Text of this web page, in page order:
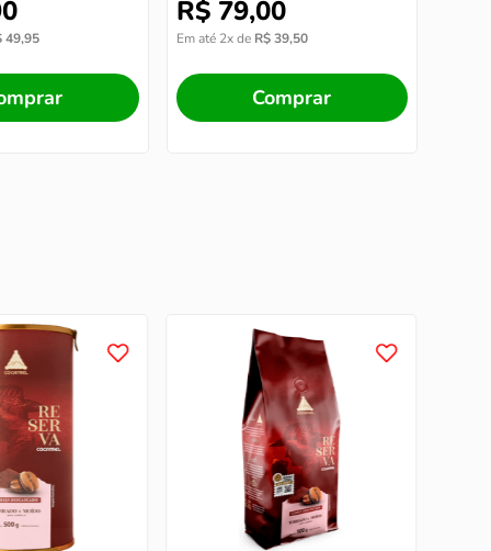
49,95
R$ 79,00
Em até 2x de R$ 39,50
Comprar